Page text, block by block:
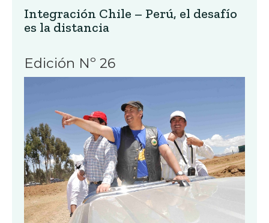
Integración Chile – Perú, el desafío
es la distancia
Edición Nº 26